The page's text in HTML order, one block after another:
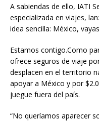
A sabiendas de ello, IATI
especializada en viajes,
idea sencilla: México,
Estamos contigo.Como
ofrece seguros de viaje
desplacen en el territorio
apoyar a México y por
juegue fuera del país.
“No queríamos aparecer